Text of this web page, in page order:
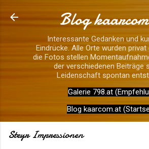
Direkt zum
Blog
Interessante Gedanken und
Eindrücke. Alle Orte wurden privat
die Fotos stellen
der verschiedenen Beiträge
Leidenschaft spontan
Galerie 798.at
Blog kaarcom.at
Steyr Impressionen